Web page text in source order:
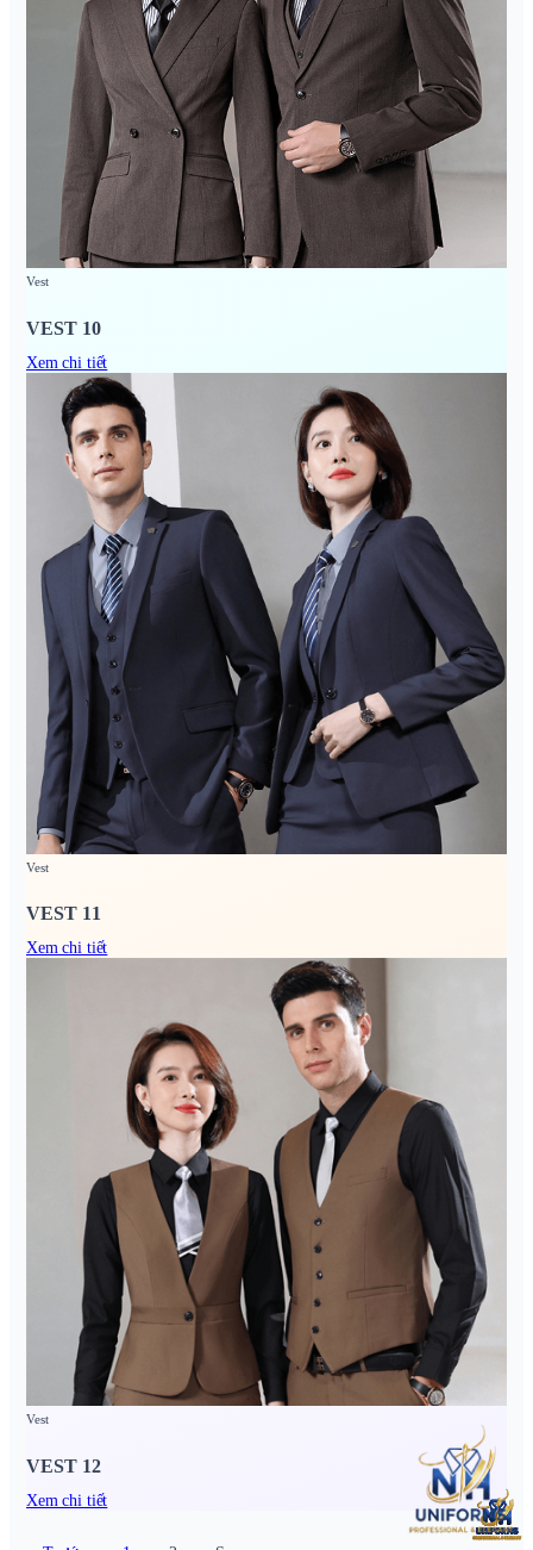
Vest
VEST 10
Xem chi tiết
Vest
VEST 11
Xem chi tiết
Vest
VEST 12
Xem chi tiết